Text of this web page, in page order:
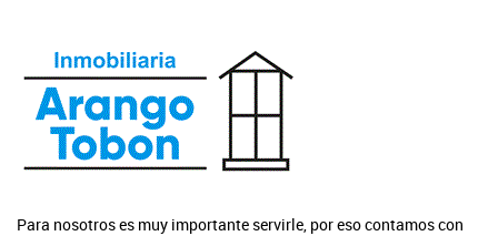
Para nosotros es muy importante servirle, por eso contamos con